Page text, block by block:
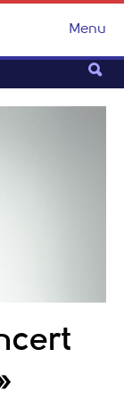
Menu